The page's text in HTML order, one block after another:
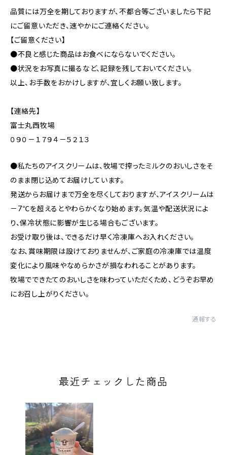
品質には万全を期しておりますが、不都合等ございましたら下記
にご留意いただき、速やかにご連絡ください。
【ご留意ください】
●不良と感じた商品はお食べにならないでください。
●状況をお写真に撮るなど、記録を残しておいてください。
以上、お手数をおかけしますが、宜しくお願い致します。
【連絡先】
富士丸西牧場
０９０－１７９４－５２１３
●私たちのアイスクリームは、牧場で搾ったミルクのおいしさをそ
のまま閉じ込めてお届けしています。
発送からお届けまで万全を尽くしておりますが、アイスクリームは
－7℃を超えるとやわらかくなり始めます。気温や配送状況によ
り、保冷状態に影響が生じる場合もございます。
お受け取り後は、できるだけ早く冷凍庫へお入れください。
なお、賞味期限は設けておりませんが、ご家庭の冷凍庫では温度
変化により風味やなめらかさが損なわれることがあります。
牧場でできたてのおいしさを味わっていただくため、どうぞお早め
にお召し上がりください。
通報する
最近チェックした商品